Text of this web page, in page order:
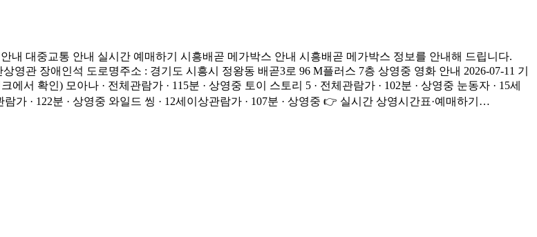
내 대중교통 안내 실시간 예매하기 시흥배곧 메가박스 안내 시흥배곧 메가박스 정보를 안내해 드립니다.
관 장애인석 도로명주소 : 경기도 시흥시 정왕동 배곧3로 96 M플러스 7층 상영중 영화 안내 2026-07-11 기
확인) 모아나 · 전체관람가 · 115분 · 상영중 토이 스토리 5 · 전체관람가 · 102분 · 상영중 눈동자 · 15세
가 · 122분 · 상영중 와일드 씽 · 12세이상관람가 · 107분 · 상영중 👉 실시간 상영시간표·예매하기…